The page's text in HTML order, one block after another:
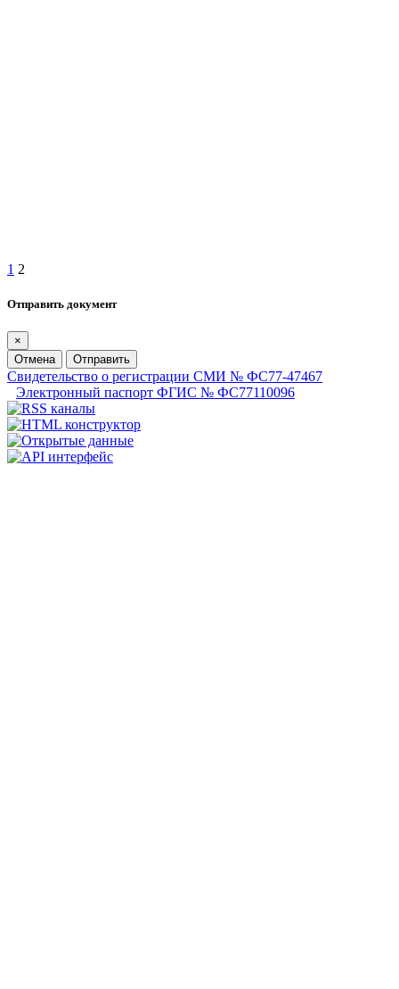
1 2
Отправить документ
×
Отмена
Отправить
Свидетельство о регистрации СМИ № ФС77-47467
Электронный паспорт ФГИС № ФС77110096